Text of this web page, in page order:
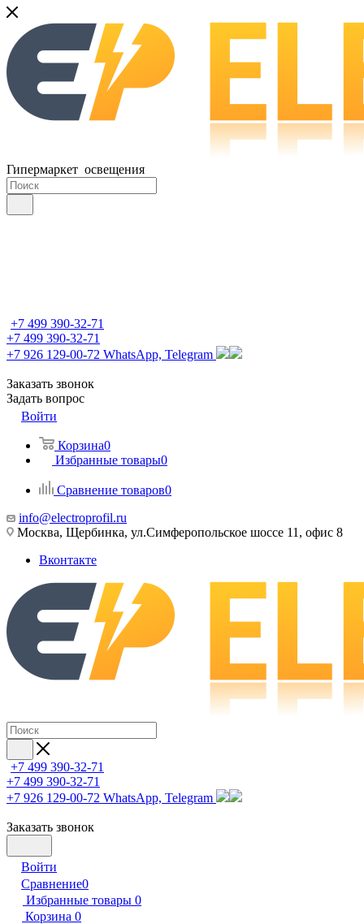
Гипермаркет освещения
+7 499 390-32-71
+7 499 390-32-71
+7 926 129-00-72 WhatsApp, Telegram
Заказать звонок
Задать вопрос
Войти
Корзина0
Избранные товары0
Сравнение товаров0
info@electroprofil.ru
Москва, Щербинка, ул.Симферопольское шоссе 11, офис 8
Вконтакте
+7 499 390-32-71
+7 499 390-32-71
+7 926 129-00-72 WhatsApp, Telegram
Заказать звонок
Войти
Сравнение0
Избранные товары 0
Корзина 0